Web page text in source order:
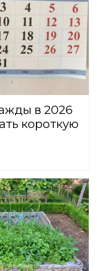
в 2026
короткую